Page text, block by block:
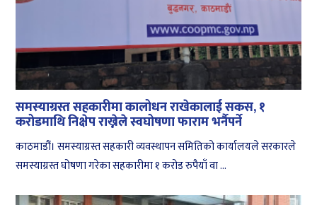
समस्याग्रस्त सहकारीमा कालोधन राखेकालाई सकस, १
करोडमाथि निक्षेप राख्नेले स्वघोषणा फाराम भर्नैपर्ने
काठमाडौं। समस्याग्रस्त सहकारी व्यवस्थापन समितिको कार्यालयले सरकारले
समस्याग्रस्त घोषणा गरेका सहकारीमा १ करोड रुपैयाँ वा ...